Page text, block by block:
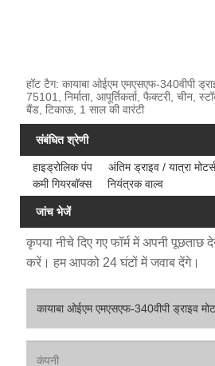
हॉट टैग: कायाबा ओईएम एमएसएफ-340वीपी
75101, निर्माता, आपूर्तिकर्ता, फैक्टरी, चीन,
बैंड, टिकाऊ, 1 साल की वारंटी
संबंधित श्रेणी
हाइड्रोलिक पंप अंतिम ड्राइव / यात्रा मोटर्स
कमी गियरबॉक्स
नियंत्रक वाल्व
जांच भेजें
कृपया नीचे दिए गए फॉर्म में अपनी
करें। हम आपको 24 घंटों में जवाब देंगे।